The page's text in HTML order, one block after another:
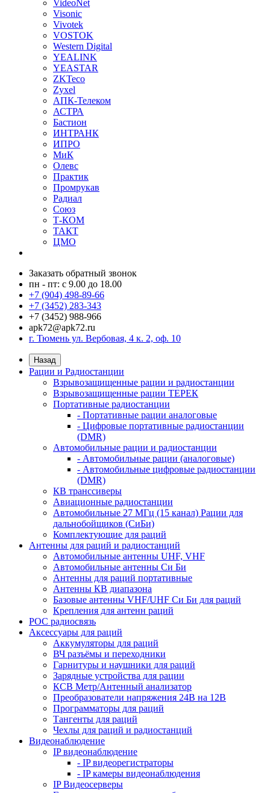
VideoNet
Visonic
Vivotek
VOSTOK
Western Digital
YEALINK
YEASTAR
ZKTeco
Zyxel
АПК-Телеком
АСТРА
Бастион
ИНТРАНК
ИПРО
МиК
Олевс
Практик
Промрукав
Радиал
Союз
Т-КОМ
ТАКТ
ЦМО
Заказать обратный звонок
пн - пт: с 9.00 до 18.00
+7 (904) 498-89-66
+7 (3452) 283-343
+7 (3452) 988-966
apk72@apk72.ru
г. Тюмень ул. Вербовая, 4 к. 2, оф. 10
Назад
Рации и Радиостанции
Взрывозащищенные рации и радиостанции
Взрывозащищенные рации ТЕРЕК
Портативные радиостанции
- Портативные рации аналоговые
- Цифровые портативные радиостанции
(DMR)
Автомобильные рации и радиостанции
- Автомобильные рации (аналоговые)
- Автомобильные цифровые радиостанции
(DMR)
КВ транссиверы
Авиационные радиостанции
Автомобильные 27 МГц (15 канал) Рации для
дальнобойщиков (СиБи)
Комплектующие для раций
Антенны для раций и радиостанций
Автомобильные антенны UHF, VHF
Автомобильные антенны Си Би
Антенны для раций портативные
Антенны КВ диапазона
Базовые антенны VHF/UHF Си Би для раций
Крепления для антенн раций
POC радиосвязь
Аксессуары для раций
Аккумуляторы для раций
ВЧ разъёмы и переходники
Гарнитуры и наушники для раций
Зарядные устройства для рации
КСВ Метр/Антенный анализатор
Преобразователи напряжения 24В на 12В
Программаторы для раций
Тангенты для раций
Чехлы для раций и радиостанций
Видеонаблюдение
IP видеонаблюдение
- IP видеорегистраторы
- IP камеры видеонаблюдения
IP Видеосерверы